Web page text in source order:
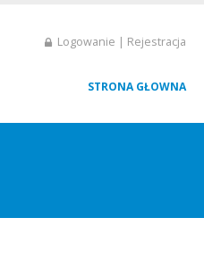
Logowanie | Rejestracja
STRONA GŁOWNA